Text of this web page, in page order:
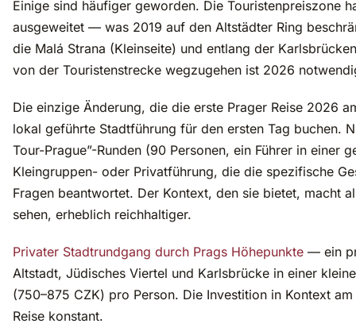
Einige sind häufiger geworden. Die Touristenpreiszone
ausgeweitet — was 2019 auf den Altstädter Ring
die Malá Strana (Kleinseite) und entlang der
von der Touristenstrecke wegzugehen ist 2026
Die einzige Änderung, die die erste Prager Reise 2026
lokal geführte Stadtführung für den ersten Tag buchen.
Tour-Prague”-Runden (90 Personen, ein Führer in einer
Kleingruppen- oder Privatführung, die die spezifische
Fragen beantwortet. Der Kontext, den sie bietet, macht
sehen, erheblich reichhaltiger.
Privater Stadtrundgang durch Prags Höhepunkte — ein
Altstadt, Jüdisches Viertel und Karlsbrücke in einer
(750–875 CZK) pro Person. Die Investition in Kontext
Reise konstant.